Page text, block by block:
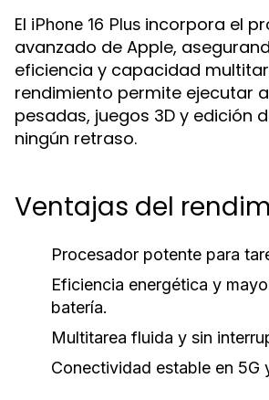
El iPhone 16 Plus incorpora el
avanzado de Apple,
eficiencia y capacidad
rendimiento permite ejecutar
pesadas, juegos 3D y edición
ningún retraso.
Ventajas del
Procesador potente para
Eficiencia energética y
batería.
Multitarea fluida y sin
Conectividad estable en 5G